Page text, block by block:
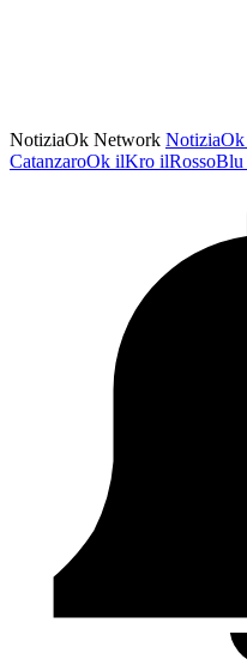
NotiziaOk Network NotiziaOk
CatanzaroOk ilKro ilRossoBlu